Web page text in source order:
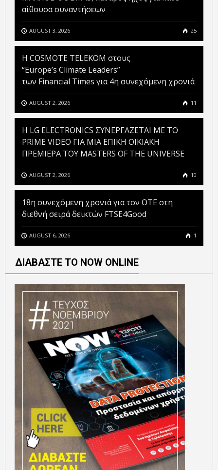
αίθουσα συναντήσεων
AUGUST 3, 2026 25
Η COSMOTE TELEKOM στους
“Europe’s Climate Leaders”
των Financial Times για 4η συνεχόμενη χρονιά
AUGUST 2, 2026 11
H LG ELECTRONICS ΣΥΝΕΡΓΑΖΕΤΑΙ ΜΕ ΤΟ
PRIME VIDEO ΓΙΑ ΜΙΑ ΕΠΙΚΗ ΟΙΚΙΑΚΗ
ΠΡΕΜΙΕΡΑ ΤΟΥ MASTERS OF THE UNIVERSE
AUGUST 2, 2026 10
18η συνεχόμενη χρονιά για τον ΟΤΕ στη
διεθνή σειρά δεικτών FTSE4Good
AUGUST 6, 2026 1
ΔΙΑΒΑΣΤΕ ΤΟ NOW ONLINE